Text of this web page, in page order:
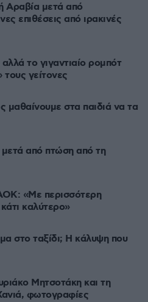
Αραβία μετά από
επιθέσεις από ιρακινές
το γιγαντιαίο ρομπότ
τους γείτονες
μαθαίνουμε στα παιδιά να τα
από πτώση από τη
«Με περισσότερη
καλύτερο»
στο ταξίδι; Η κάλυψη που
Μητσοτάκη και τη
φωτογραφίες